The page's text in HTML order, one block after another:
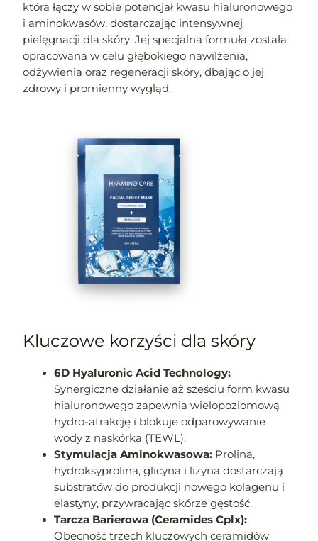
która łączy w sobie potencjał kwasu hialuronowego
i aminokwasów, dostarczając intensywnej
pielęgnacji dla skóry. Jej specjalna formuła została
opracowana w celu głębokiego nawilżenia,
odżywienia oraz regeneracji skóry, dbając o jej
zdrowy i promienny wygląd.
Kluczowe korzyści dla skóry
6D Hyaluronic Acid Technology:
Synergiczne działanie aż sześciu form kwasu
hialuronowego zapewnia wielopoziomową
hydro-atrakcję i blokuje odparowywanie
wody z naskórka (TEWL).
Stymulacja Aminokwasowa: Prolina,
hydroksyprolina, glicyna i lizyna dostarczają
substratów do produkcji nowego kolagenu i
elastyny, przywracając skórze gęstość.
Tarcza Barierowa (Ceramides Cplx):
Obecność trzech kluczowych ceramidów